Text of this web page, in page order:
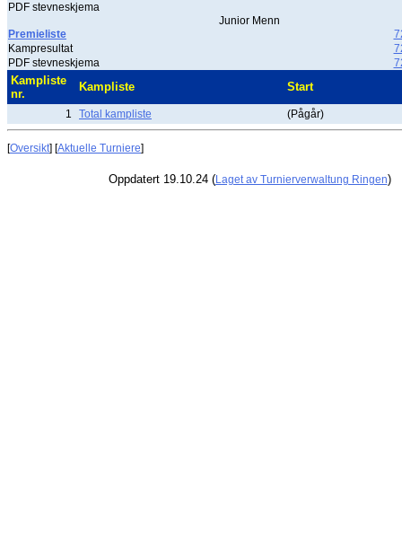
PDF stevneskjema
Junior Menn
Premieliste
Kampresultat
PDF stevneskjema
Kampliste
nr.
Kampliste Start
1 Total kampliste (Pågår)
[Oversikt] [Aktuelle Turniere]
Oppdatert 19.10.24 (Laget av Turnierverwaltung Ringen)